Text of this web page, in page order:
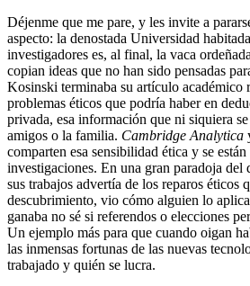
Déjenme que me pare, y les invite a
aspecto: la denostada Universidad
investigadores es, al final, la vaca
copian ideas que no han sido pensadas
Kosinski terminaba su artículo académico
problemas éticos que podría haber en
privada, esa información que ni siquiera
amigos o la familia. Cambridge Analytica
comparten esa sensibilidad ética y se
investigaciones. En una gran paradoja del
sus trabajos advertía de los reparos éticos
descubrimiento, vio cómo alguien lo
ganaba no sé si referendos o elecciones
Un ejemplo más para que cuando oigan
las inmensas fortunas de las nuevas
trabajado y quién se lucra.